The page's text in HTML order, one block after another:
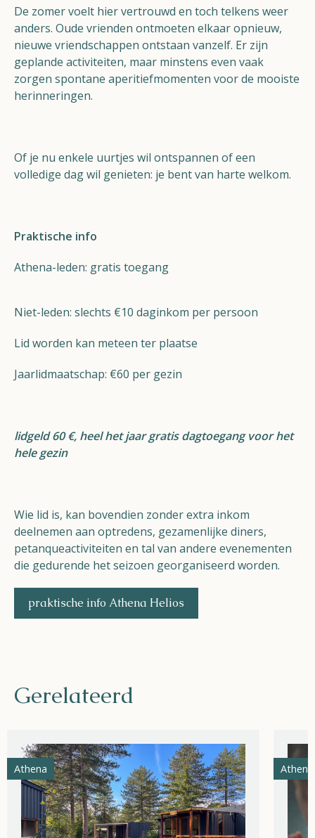
De zomer voelt hier vertrouwd en toch telkens weer
anders. Oude vrienden ontmoeten elkaar opnieuw,
nieuwe vriendschappen ontstaan vanzelf. Er zijn
geplande activiteiten, maar minstens even vaak
zorgen spontane aperitiefmomenten voor de mooiste
herinneringen.
Of je nu enkele uurtjes wil ontspannen of een
volledige dag wil genieten: je bent van harte welkom.
Praktische info
Athena-leden: gratis toegang
Niet-leden: slechts €10 daginkom per persoon
Lid worden kan meteen ter plaatse
Jaarlidmaatschap: €60 per gezin
lidgeld 60 €, heel het jaar gratis dagtoegang voor het
hele gezin
Wie lid is, kan bovendien zonder extra inkom
deelnemen aan optredens, gezamenlijke diners,
petanqueactiviteiten en tal van andere evenementen
die gedurende het seizoen georganiseerd worden.
praktische info Athena Helios
Gerelateerd
Athena